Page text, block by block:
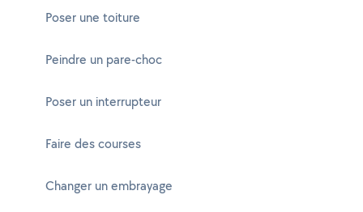
Poser une toiture
Peindre un pare-choc
Poser un interrupteur
Faire des courses
Changer un embrayage